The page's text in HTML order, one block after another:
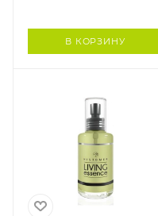
В КОРЗИНУ